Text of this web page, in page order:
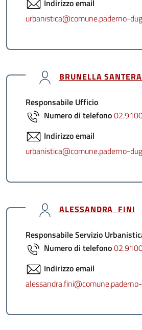
Indirizzo email
urbanistica@comune.paderno-
BRUNELLA
Responsabile Ufficio
Numero di telefono
Indirizzo email
urbanistica@comune.paderno-
ALESSANDRA FINI
Responsabile Servizio
Numero di telefono
Indirizzo email